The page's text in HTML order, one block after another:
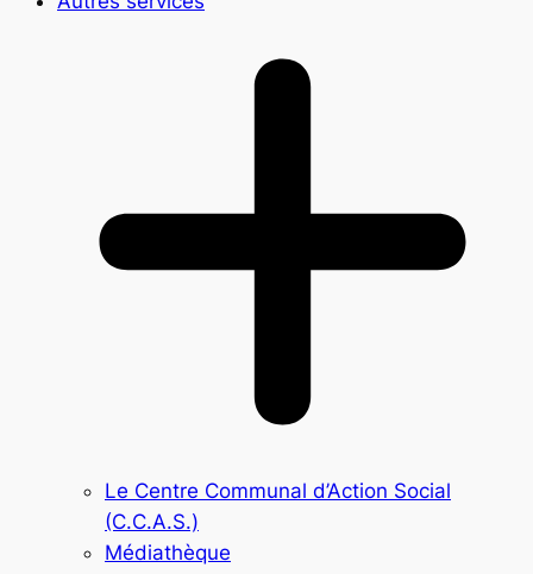
Le Centre Communal d’Action Social
(C.C.A.S.)
Médiathèque